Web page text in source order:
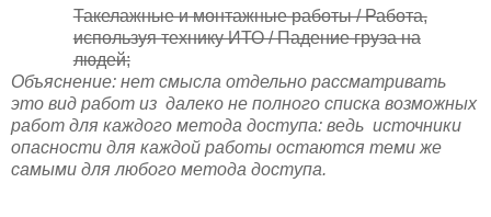
Такелажные и монтажные работы / Работа,
используя технику ИТО / Падение груза на
людей;
Объяснение: нет смысла отдельно рассматривать
это вид работ из далеко не полного списка возможных
работ для каждого метода доступа: ведь источники
опасности для каждой работы остаются теми же
самыми для любого метода доступа.